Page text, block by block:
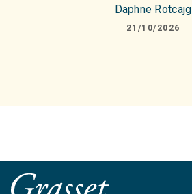
Daphne Rotcajg
21/10/2026